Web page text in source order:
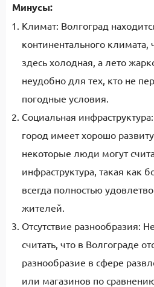
Минусы:
Климат: Волгоград
континентального климата,
здесь холодная, а лето
неудобно для тех, кто не
погодные условия.
Социальная
город имеет хорошо
некоторые люди могут
инфраструктура, такая как
всегда полностью
жителей.
Отсутствие разнообразия:
считать, что в Волгограде
разнообразие в сфере
или магазинов по